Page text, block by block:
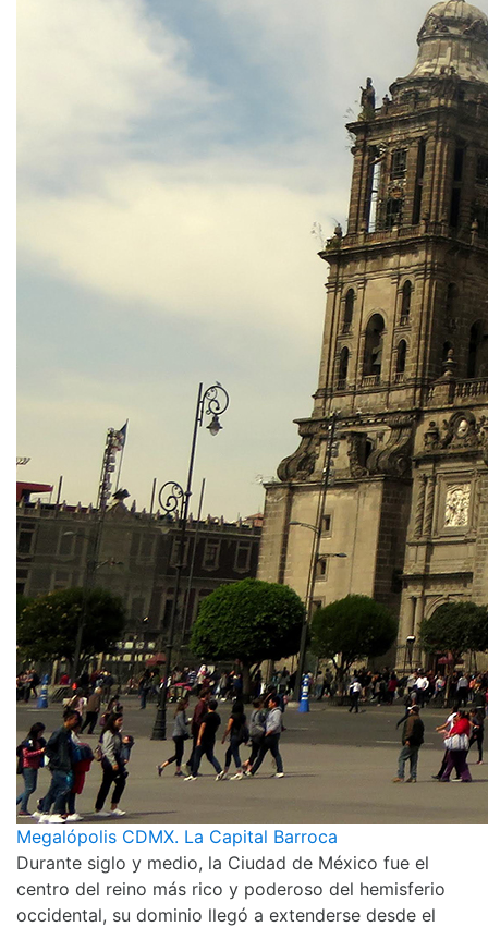
Megalópolis CDMX. La Capital Barroca
Durante siglo y medio, la Ciudad de México fue el
centro del reino más rico y poderoso del hemisferio
occidental, su dominio llegó a extenderse desde el